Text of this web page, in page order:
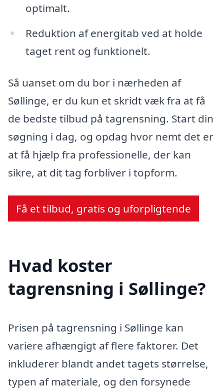
optimalt.
Reduktion af energitab ved at holde
taget rent og funktionelt.
Så uanset om du bor i nærheden af
Søllinge, er du kun et skridt væk fra at få
de bedste tilbud på tagrensning. Start din
søgning i dag, og opdag hvor nemt det er
at få hjælp fra professionelle, der kan
sikre, at dit tag forbliver i topform.
Få et tilbud, gratis og uforpligtende
Hvad koster
tagrensning i Søllinge?
Prisen på tagrensning i Søllinge kan
variere afhængigt af flere faktorer. Det
inkluderer blandt andet tagets størrelse,
typen af materiale, og den forsynede